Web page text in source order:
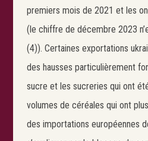
premiers mois de 2021 et les
(le chiffre de décembre 2023
(4)). Certaines exportations
des hausses particulièrement
sucre et les sucreries qui ont
volumes de céréales qui ont
des importations européennes